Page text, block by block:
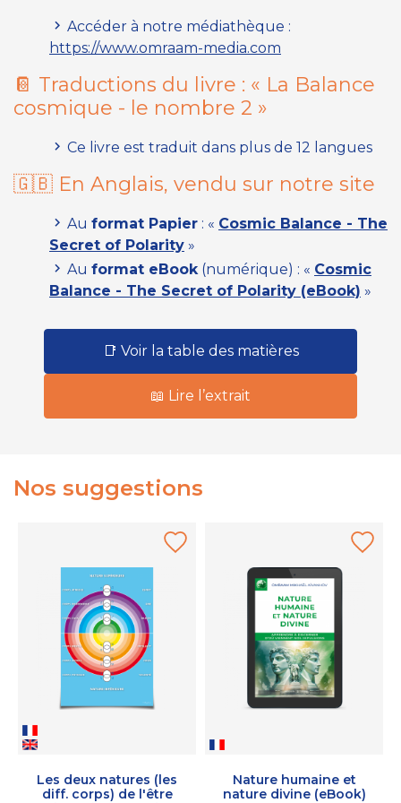
Accéder à notre médiathèque :
https://www.omraam-media.com
📔 Traductions du livre : « La Balance
cosmique - le nombre 2 »
Ce livre est traduit dans plus de 12 langues
🇬🇧 En Anglais, vendu sur notre site
Au format Papier : « Cosmic Balance - The
Secret of Polarity »
Au format eBook (numérique) : « Cosmic
Balance - The Secret of Polarity (eBook) »
📑 Voir la table des matières
📖 Lire l’extrait
Nos suggestions
Les deux natures (les
diff. corps) de l'être
Nature humaine et
nature divine (eBook)